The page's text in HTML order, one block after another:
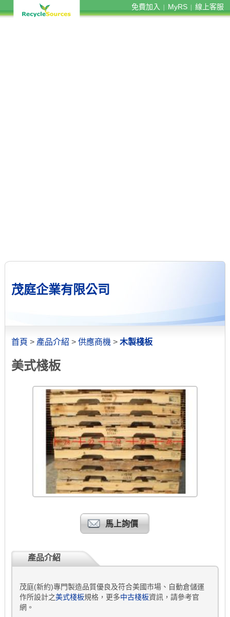
免費加入 MyRS 線上客服
茂庭企業有限公司
首頁 > 產品介紹 > 供應商機 > 木製棧板
美式棧板
馬上詢價
產品介紹
茂庭(新約)專門製造品質優良及符合美國市場、自動倉儲運
作所設計之美式棧板規格，更多中古棧板資訊，請參考官
網。